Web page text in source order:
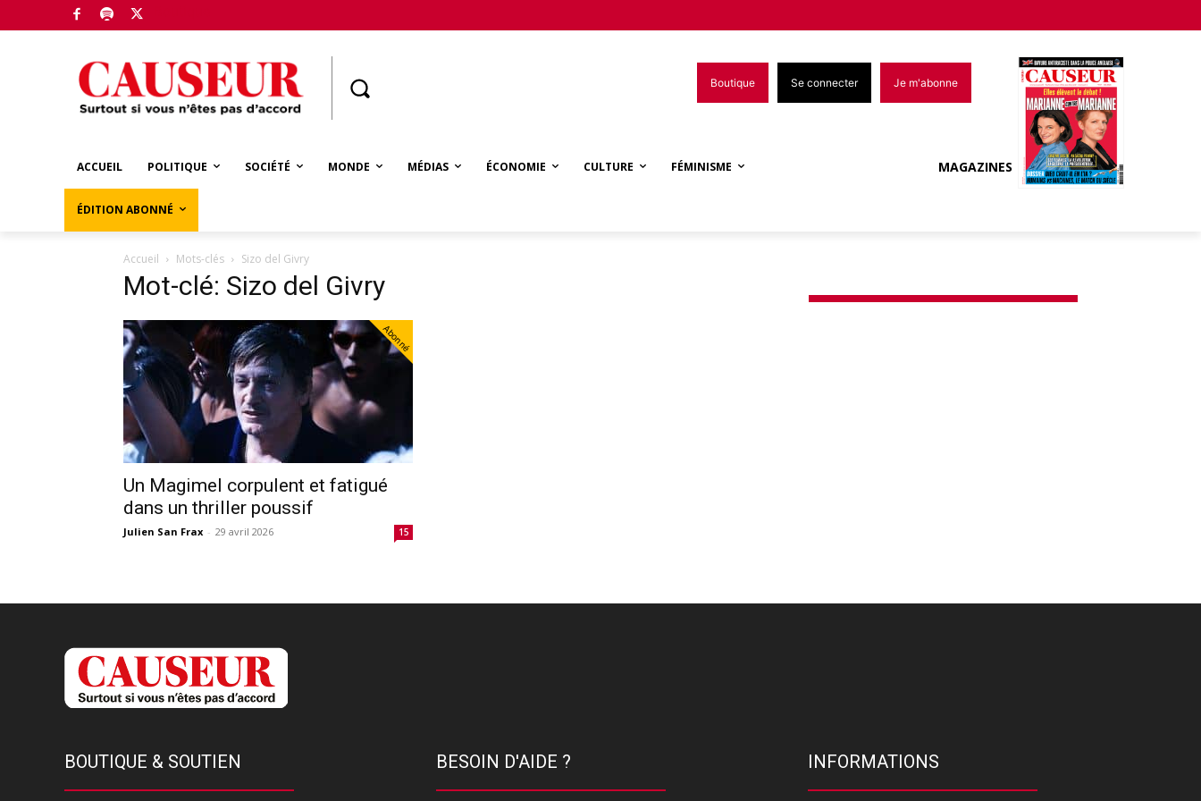
Boutique Se connecter Je m'abonne
ACCUEIL POLITIQUE SOCIÉTÉ MONDE MÉDIAS ÉCONOMIE CULTURE FÉMINISME
ÉDITION ABONNÉ
MAGAZINES
Accueil Mots-clés Sizo del Givry
Mot-clé: Sizo del Givry
Abonné
Un Magimel corpulent et fatigué
dans un thriller poussif
Julien San Frax - 29 avril 2026 15
BOUTIQUE & SOUTIEN BESOIN D'AIDE ? INFORMATIONS